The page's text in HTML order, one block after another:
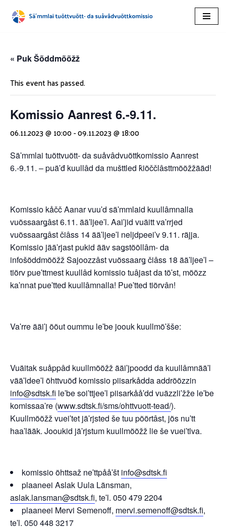
Skip
« Puk Šõddmõõžž
This event has passed.
Komissio Aanrest 6.-9.11.
06.11.2023 @ 10:00-09.11.2023 @ 18:00
Säʹmmlai tuõttvuõtt- da suåvâdvuõttkomissio Aanrest
6.-9.11. – puäʹđ kuullâd da mušttled ǩiõččlâsttmõõžžääd!
Komissio kåčč Aanar vuuʹd säʹmmlaid kuullâmnalla
vuõssaarǥâst 6.11. ääʹljeeʹl. Aaiʹjid vuäitt vaʹrrjed
vuõssaarǥâst čiâss 14 ääʹljeeʹl neljdpeeiʹv 9.11. räjja.
Komissio jääʹrjast pukid ääv saǥstõõllâm- da
infošõddmõõžž Sajoozzâst vuõssaarǥ čiâss 18 ääʹljeeʹl –
tiõrv pueʹttmest kuullâd komissio tuâjast da tõʹst, mõõzz
kaʹnnat pueʹtted kuullâmnalla! Pueʹtted tiõrvân!
Vaʹrre ääiʹj õõut oummu leʹbe joouk kuullmõʹšše:
Vuäitak suåppâd kuullmõõžž ääiʹjpoodd da kuullâmnääʹl
vääʹldeeʹl õhttvuõđ komissio piisarkådda addrõõzzin
info@sdtsk.fi leʹbe soiʹttjeeʹl piisarkååʹdd vuäzzliʹžže leʹbe
komissaaʹre (www.sdtsk.fi/sms/ohttvuott-tead/).
Kuullmõõžž vueiʹtet jäʹrjsted še tuu põõrtâst, jõs nuʹtt
haaʹlääk. Jooukid jäʹrjstum kuullmõõžž lie še vueiʹtlva.
komissio õhttsaž neʹttpååʹšt info@sdtsk.fi
plaaneei Aslak Uula Länsman,
aslak.lansman@sdtsk.fi, teʹl. 050 479 2204
plaaneei Mervi Semenoff, mervi.semenoff@sdtsk.fi,
teʹl. 050 448 3217